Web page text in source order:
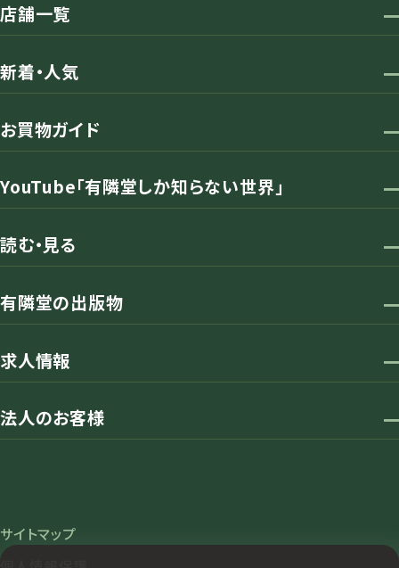
店舗一覧
新着・人気
お買物ガイド
YouTube「有隣堂しか知らない世界」
読む・見る
有隣堂の出版物
求人情報
法人のお客様
サイトマップ